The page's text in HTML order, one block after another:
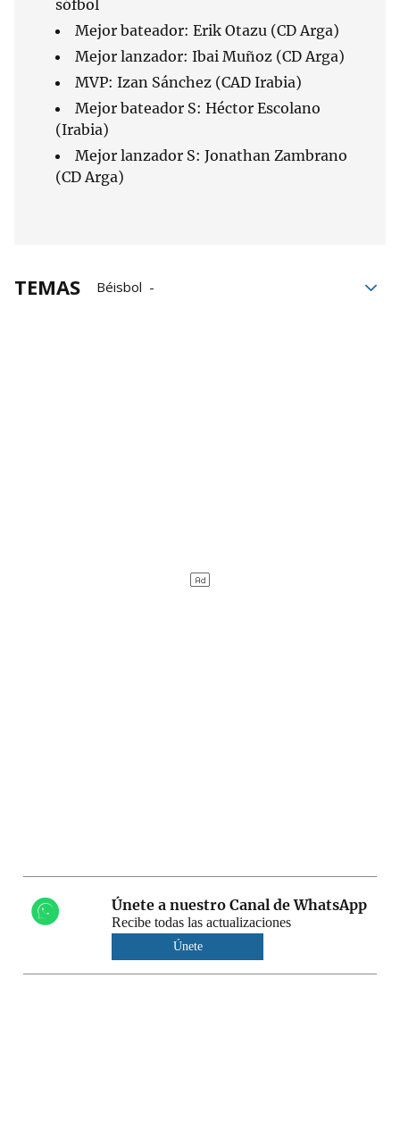
sófbol
Mejor bateador: Erik Otazu (CD Arga)
Mejor lanzador: Ibai Muñoz (CD Arga)
MVP: Izan Sánchez (CAD Irabia)
Mejor bateador S: Héctor Escolano
(Irabia)
Mejor lanzador S: Jonathan Zambrano
(CD Arga)
TEMAS
Béisbol
Únete a nuestro Canal de WhatsApp
Recibe todas las actualizaciones
Únete